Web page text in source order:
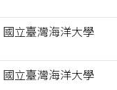
國立臺灣海洋大學
國立臺灣海洋大學